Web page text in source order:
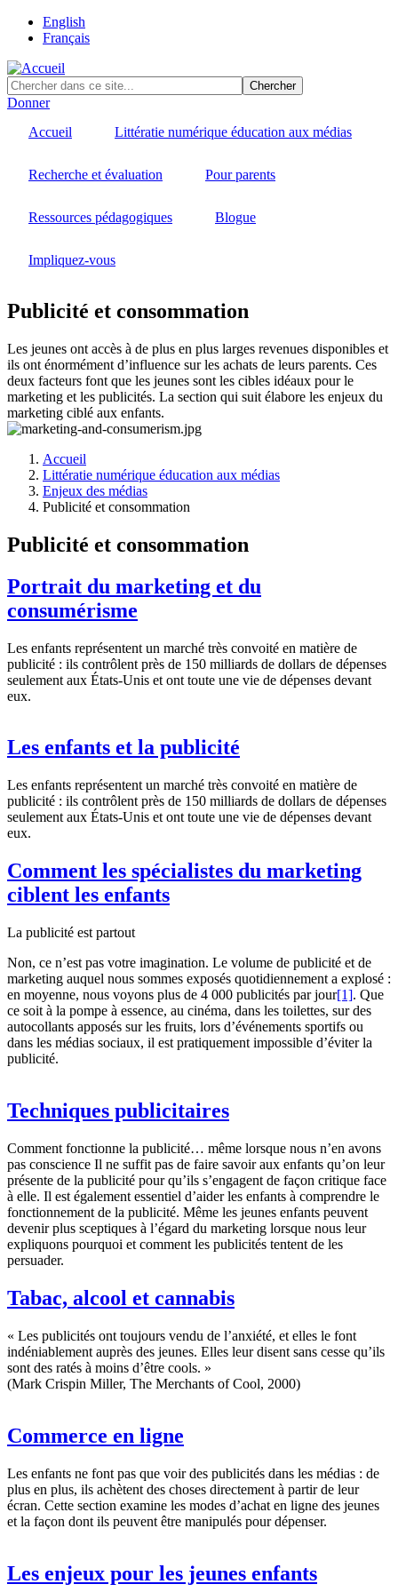
Skip
content
English
Français
Donner
Accueil
Littératie numérique éducation aux médias
Recherche et évaluation Pour parents
Ressources pédagogiques Blogue
Impliquez-vous
Publicité et consommation
Les jeunes ont accès à de plus en plus larges revenues disponibles et
ils ont énormément d’influence sur les achats de leurs parents. Ces
deux facteurs font que les jeunes sont les cibles idéaux pour le
marketing et les publicités. La section qui suit élabore les enjeux du
marketing ciblé aux enfants.
Fil
d'Ariane
Accueil
Littératie numérique éducation aux médias
Enjeux des médias
Publicité et consommation
Publicité et consommation
Portrait du marketing et du
consumérisme
Les enfants représentent un marché très convoité en matière de
publicité : ils contrôlent près de 150 milliards de dollars de dépenses
seulement aux États-Unis et ont toute une vie de dépenses devant
eux.
Les enfants et la publicité
Les enfants représentent un marché très convoité en matière de
publicité : ils contrôlent près de 150 milliards de dollars de dépenses
seulement aux États-Unis et ont toute une vie de dépenses devant
eux.
Comment les spécialistes du marketing
ciblent les enfants
La publicité est partout
Non, ce n’est pas votre imagination. Le volume de publicité et de
marketing auquel nous sommes exposés quotidiennement a explosé :
en moyenne, nous voyons plus de 4 000 publicités par jour[1]. Que
ce soit à la pompe à essence, au cinéma, dans les toilettes, sur des
autocollants apposés sur les fruits, lors d’événements sportifs ou
dans les médias sociaux, il est pratiquement impossible d’éviter la
publicité.
Techniques publicitaires
Comment fonctionne la publicité… même lorsque nous n’en avons
pas conscience Il ne suffit pas de faire savoir aux enfants qu’on leur
présente de la publicité pour qu’ils s’engagent de façon critique face
à elle. Il est également essentiel d’aider les enfants à comprendre le
fonctionnement de la publicité. Même les jeunes enfants peuvent
devenir plus sceptiques à l’égard du marketing lorsque nous leur
expliquons pourquoi et comment les publicités tentent de les
persuader.
Tabac, alcool et cannabis
« Les publicités ont toujours vendu de l’anxiété, et elles le font
indéniablement auprès des jeunes. Elles leur disent sans cesse qu’ils
sont des ratés à moins d’être cools. »
(Mark Crispin Miller, The Merchants of Cool, 2000)
Commerce en ligne
Les enfants ne font pas que voir des publicités dans les médias : de
plus en plus, ils achètent des choses directement à partir de leur
écran. Cette section examine les modes d’achat en ligne des jeunes
et la façon dont ils peuvent être manipulés pour dépenser.
Les enjeux pour les jeunes enfants